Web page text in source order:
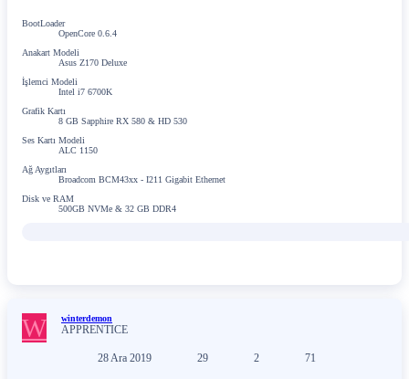
BootLoader
OpenCore 0.6.4
Anakart Modeli
Asus Z170 Deluxe
İşlemci Modeli
Intel i7 6700K
Grafik Kartı
8 GB Sapphire RX 580 & HD 530
Ses Kartı Modeli
ALC 1150
Ağ Aygıtları
Broadcom BCM43xx - I211 Gigabit Ethernet
Disk ve RAM
500GB NVMe & 32 GB DDR4
W winterdemon
APPRENTICE
28 Ara 2019 29 2 71